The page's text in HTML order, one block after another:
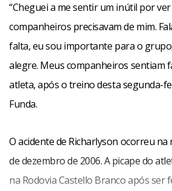
“Cheguei a me sentir um inútil por
companheiros precisavam de mim.
falta, eu sou importante para o
alegre. Meus companheiros sentiam
atleta, após o treino desta segunda-
Funda.
O acidente de Richarlyson ocorreu na
de dezembro de 2006. A picape do
na Rodovia Castello Branco após ser